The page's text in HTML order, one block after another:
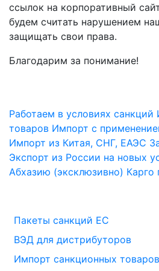
ссылок на корпоративный
будем считать нарушением
защищать свои права.
Благодарим за понимание!
Работаем в условиях санкций
товаров Импорт с
Импорт из Китая, СНГ, ЕАЭС
Экспорт из России на новых
Абхазию (эксклюзивно) Карго
Пакеты санкций ЕС
ВЭД для дистрибуторов
Импорт санкционных товаров